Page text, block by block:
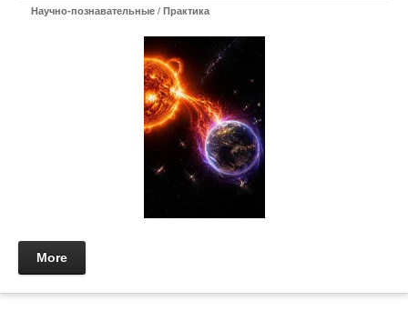
Научно-познавательные / Практикa
More